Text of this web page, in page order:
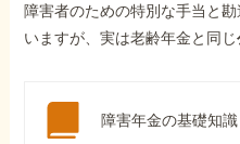
障害者のための特別な手当と
いますが、実は老齢年金と同じ
障害年金の基礎知識